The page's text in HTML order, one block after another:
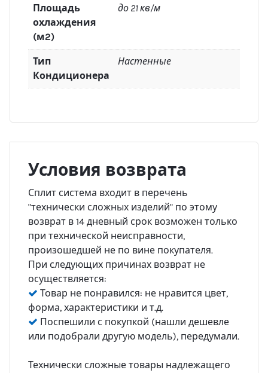
Площадь
охлаждения
(м2)
до 21 кв/м
Тип
Кондиционера
Настенные
Условия возврата
Сплит система входит в перечень
"технически сложных изделий" по этому
возврат в 14 дневный срок возможен только
при технической неисправности,
произошедшей не по вине покупателя.
При следующих причинах возврат не
осуществляется:
Товар не понравился: не нравится цвет,
форма, характеристики и т.д.
Поспешили с покупкой (нашли дешевле
или подобрали другую модель), передумали.
Технически сложные товары надлежащего